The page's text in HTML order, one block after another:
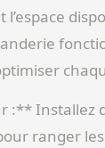
:** Installez
ranger